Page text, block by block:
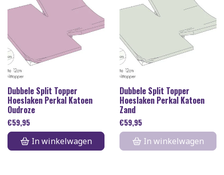
Dubbele Split Topper
Hoeslaken Perkal Katoen
Oudroze
€59,95
In winkelwagen
Dubbele Split Topper
Hoeslaken Perkal Katoen
Zand
€59,95
In winkelwagen